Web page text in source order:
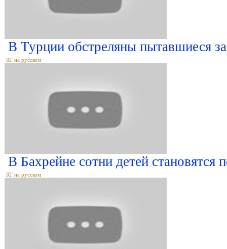
В Турции обстреляны пытавшиеся
RT на русском
В Бахрейне сотни детей
RT на русском